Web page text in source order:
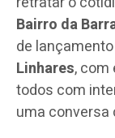
Bairro da
de
Linhares, com
todos com
uma conversa